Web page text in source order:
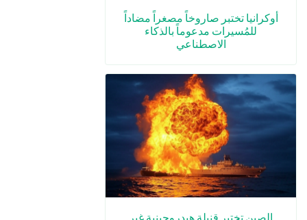
أوكرانيا تختبر صاروخاً مصغراً مضاداً
للمُسيرات مدعوماً بالذكاء
الاصطناعي
الصين تختبر قنبلة هيدروجينية غير